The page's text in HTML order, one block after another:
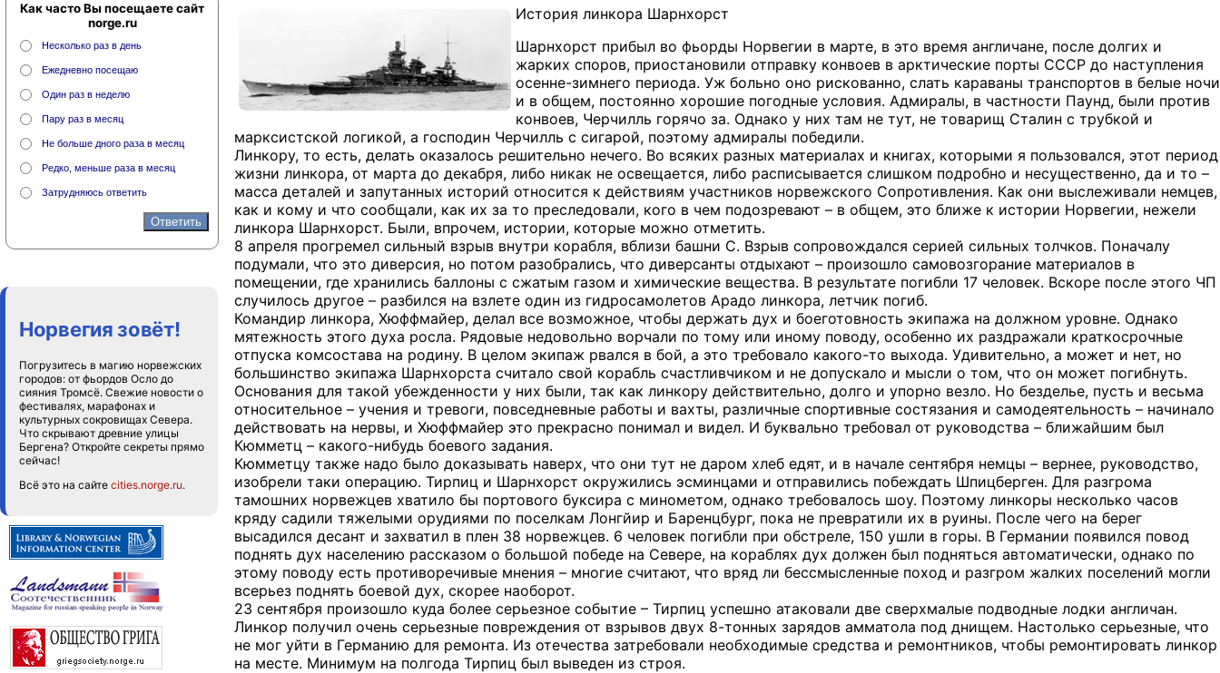
Как часто Вы посещаете сайт
norge.ru
Несколько раз в день
Ежедневно посещаю
Один раз в неделю
Пару раз в месяц
Не больше дного раза в месяц
Редко, меньше раза в месяц
Затрудняюсь ответить
Норвегия зовёт!
Погрузитесь в магию норвежских
городов: от фьордов Осло до
сияния Тромсё. Свежие новости о
фестивалях, марафонах и
культурных сокровищах Севера.
Что скрывают древние улицы
Бергена? Откройте секреты прямо
сейчас!
Всё это на сайте cities.norge.ru.
История линкора Шарнхорст
Шарнхорст прибыл во фьорды Норвегии в марте, в это время англичане, после долгих и
жарких споров, приостановили отправку конвоев в арктические порты СССР до наступления
осенне-зимнего периода. Уж больно оно рискованно, слать караваны транспортов в белые ночи
и в общем, постоянно хорошие погодные условия. Адмиралы, в частности Паунд, были против
конвоев, Черчилль горячо за. Однако у них там не тут, не товарищ Сталин с трубкой и
марксистской логикой, а господин Черчилль с сигарой, поэтому адмиралы победили.
Линкору, то есть, делать оказалось решительно нечего. Во всяких разных материалах и книгах, которыми я пользовался, этот период
жизни линкора, от марта до декабря, либо никак не освещается, либо расписывается слишком подробно и несущественно, да и то –
масса деталей и запутанных историй относится к действиям участников норвежского Сопротивления. Как они выслеживали немцев,
как и кому и что сообщали, как их за то преследовали, кого в чем подозревают – в общем, это ближе к истории Норвегии, нежели
линкора Шарнхорст. Были, впрочем, истории, которые можно отметить.
8 апреля прогремел сильный взрыв внутри корабля, вблизи башни С. Взрыв сопровождался серией сильных толчков. Поначалу
подумали, что это диверсия, но потом разобрались, что диверсанты отдыхают – произошло самовозгорание материалов в
помещении, где хранились баллоны с сжатым газом и химические вещества. В результате погибли 17 человек. Вскоре после этого ЧП
случилось другое – разбился на взлете один из гидросамолетов Арадо линкора, летчик погиб.
Командир линкора, Хюффмайер, делал все возможное, чтобы держать дух и боеготовность экипажа на должном уровне. Однако
мятежность этого духа росла. Рядовые недовольно ворчали по тому или иному поводу, особенно их раздражали краткосрочные
отпуска комсостава на родину. В целом экипаж рвался в бой, а это требовало какого-то выхода. Удивительно, а может и нет, но
большинство экипажа Шарнхорста считало свой корабль счастливчиком и не допускало и мысли о том, что он может погибнуть.
Основания для такой убежденности у них были, так как линкору действительно, долго и упорно везло. Но безделье, пусть и весьма
относительное – учения и тревоги, повседневные работы и вахты, различные спортивные состязания и самодеятельность – начинало
действовать на нервы, и Хюффмайер это прекрасно понимал и видел. И буквально требовал от руководства – ближайшим был
Кюмметц – какого-нибудь боевого задания.
Кюмметцу также надо было доказывать наверх, что они тут не даром хлеб едят, и в начале сентября немцы – вернее, руководство,
изобрели таки операцию. Тирпиц и Шарнхорст окружились эсминцами и отправились побеждать Шпицберген. Для разгрома
тамошних норвежцев хватило бы портового буксира с минометом, однако требовалось шоу. Поэтому линкоры несколько часов
кряду садили тяжелыми орудиями по поселкам Лонгйир и Баренцбург, пока не превратили их в руины. После чего на берег
высадился десант и захватил в плен 38 норвежцев. 6 человек погибли при обстреле, 150 ушли в горы. В Германии появился повод
поднять дух населению рассказом о большой победе на Севере, на кораблях дух должен был подняться автоматически, однако по
этому поводу есть противоречивые мнения – многие считают, что вряд ли бессмысленные поход и разгром жалких поселений могли
всерьез поднять боевой дух, скорее наоборот.
23 сентября произошло куда более серьезное событие – Тирпиц успешно атаковали две сверхмалые подводные лодки англичан.
Линкор получил очень серьезные повреждения от взрывов двух 8-тонных зарядов амматола под днищем. Настолько серьезные, что
не мог уйти в Германию для ремонта. Из отечества затребовали необходимые средства и ремонтников, чтобы ремонтировать линкор
на месте. Минимум на полгода Тирпиц был выведен из строя.